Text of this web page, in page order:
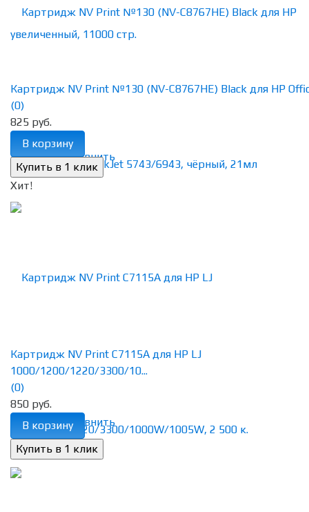
избранное сравнить
Картридж NV Print №130 (NV-C8767HE) Black для HP
(0)
825 руб.
В корзину
Хит!
избранное сравнить
Картридж NV Print C7115A для HP LJ
1000/1200/1220/3300/10...
(0)
850 руб.
В корзину